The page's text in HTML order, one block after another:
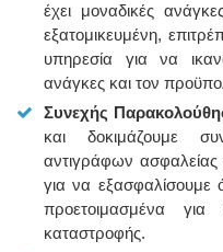
έχει μοναδικές
εξατομικευμένη,
υπηρεσία για να
ανάγκες και τον
Συνεχής
και δοκιμάζουμε
αντιγράφων ασφαλείας
για να εξασφαλίσουμε
προετοιμασμένα για
καταστροφής.